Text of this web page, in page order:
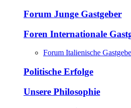
Forum Junge Gastgeber
Foren Internationale
Forum Italienische
Politische Erfolge
Unsere Philosophie